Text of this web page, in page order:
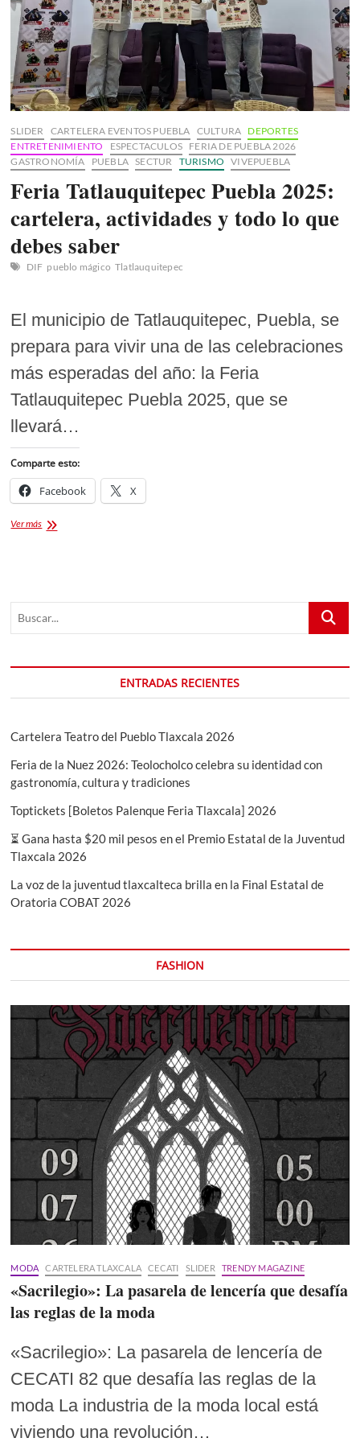
SLIDER CARTELERA EVENTOS PUEBLA CULTURA DEPORTES
ENTRETENIMIENTO
ESPECTACULOS FERIA DE PUEBLA 2026
GASTRONOMÍA
PUEBLA SECTUR TURISMO VIVEPUEBLA
Feria Tatlauquitepec Puebla 2025:
cartelera, actividades y todo lo que
debes saber
DIF pueblo mágico Tlatlauquitepec
El municipio de Tatlauquitepec, Puebla, se
prepara para vivir una de las celebraciones
más esperadas del año: la Feria
Tatlauquitepec Puebla 2025, que se
llevará…
Comparte esto:
Facebook X
Ver másFeria
todo
lo
debes
Buscar...
ENTRADAS RECIENTES
Cartelera Teatro del Pueblo Tlaxcala 2026
Feria de la Nuez 2026: Teolocholco celebra su identidad con
gastronomía, cultura y tradiciones
Toptickets [Boletos Palenque Feria Tlaxcala] 2026
⏳ Gana hasta $20 mil pesos en el Premio Estatal de la Juventud
Tlaxcala 2026
La voz de la juventud tlaxcalteca brilla en la Final Estatal de
Oratoria COBAT 2026
FASHION
MODA CARTELERA TLAXCALA CECATI SLIDER TRENDY MAGAZINE
«Sacrilegio»: La pasarela de lencería que desafía
las reglas de la moda
«Sacrilegio»: La pasarela de lencería de
CECATI 82 que desafía las reglas de la
moda La industria de la moda local está
viviendo una revolución…